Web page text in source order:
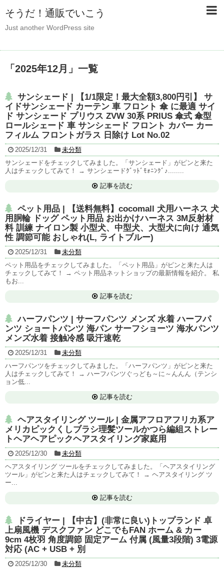
そうだ！通販でいこう
Just another WordPress site
「 2025年12月 」 一覧
サンシェード | 【1/1限定！最大全額3,800円引】 サ
イドサンシェード カーテン 車 フロント 傘 に最適 サイ
ド サンシェード プリウス ZVW 30系 PRIUS 傘式 傘型
ロールシェード 車 サンシェード フロント カバー カー
フィルム フロントガラス 日除け Lot No.02
2025/12/31
未分類
サンシェードをチェックしてみました。「サンシェード」がピンと来た
人はチェックしてみて！ → サンシェードｸﾞｯﾄﾞﾓｫﾆﾝｸﾞ♪........
記事を読む
ペット用品 | 【送料無料】cocomall 犬用ハーネス 犬
用胴輪 ドッグ ペット用品 お出かけハーネス 3M反射材
料 訓練 ナイロン製 小型犬、中型犬、大型犬に向け 通気
性 調節可能 おしゃれ(L, ライトブルー)
2025/12/31
未分類
ペット用品をチェックしてみました。「ペット用品」がピンと来た人は
チェックしてみて！ → ペット用品ネットショップの最新情報を紹介。 私
もお...
記事を読む
ハーフパンツ | サーフパンツ メンズ 水着 ハーフパ
ンツ ショートパンツ 海パン サーフショーツ 海水パンツ
メンズ水着 接触冷感 吸汗速乾
2025/12/31
未分類
ハーフパンツをチェックしてみました。「ハーフパンツ」がピンと来た
人はチェックしてみて！ → ハーフパンツぐっども～に～んんん（テンシ
ョン低...
記事を読む
ヘアスタイリング ツール | 金属アフロアフリカ系ア
メリカピックくしブラシ理髪ツールかつら編組ストレー
トヘアヘアピックヘアスタイリング家庭用
2025/12/30
未分類
ヘアスタイリング ツールをチェックしてみました。「ヘアスタイリング
ツール」がピンと来た人はチェックしてみて！ → ヘアスタイリング ツ
ー...
記事を読む
ドライヤー | 【中古】(非常に良い)トップランド 卓
上扇風機 デスクファン どこでもFAN ホーム & カー
9cm 4枚羽 角度調節 固定アーム 付属 (風量3段階) 3電源
対応 (AC + USB + 別
2025/12/30
未分類